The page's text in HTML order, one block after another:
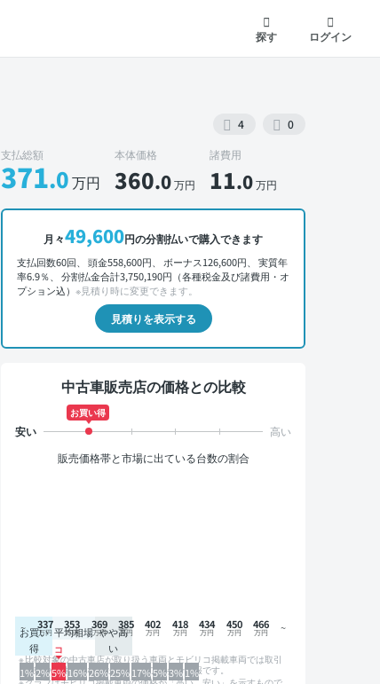
探す
ログイン
4 0
支払総額
371.0万円
本体価格
360.0万円
諸費用
11.0万円
月々49,600円の分割払いで購入できます
支払回数60回、 頭金558,600円、 ボーナス126,600円、 実質年
率6.9％、 分割払金合計3,750,190円（各種税金及び諸費用・オ
プション込） ※見積り時に変更できます。
見積りを表示する
中古車販売店の価格との比較
お買い得
販売価格帯と市場に出ている台数の割合
お買い
得
平均相場 やや高
い
1%2%5%16%26%25%17%5%3%1%
337 353 369 385 402 418 434 450 466
比較対象の中古車店が取り扱う車両とモビリコ掲載車両では取引
形態や条件が異なるため、グラフは参考情報です。
グラフはモビリコ掲載車両の価格が「高い、安い」を示すもので